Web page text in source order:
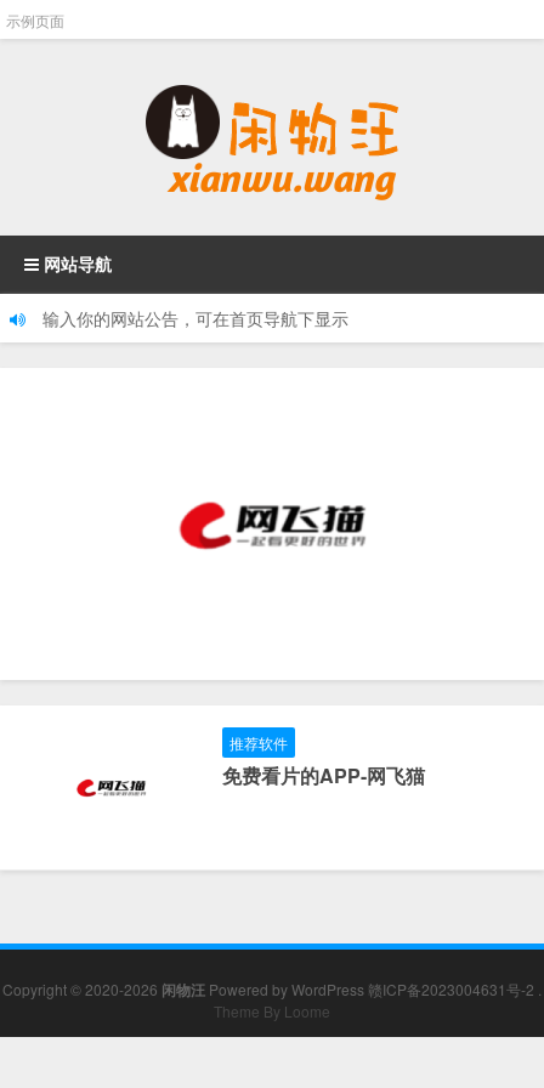
示例页面
网站导航
输入你的网站公告，可在首页导航下显示
推荐软件
免费看片的APP-网飞猫
Copyright © 2020-2026 闲物汪 Powered byWordPress 赣ICP备2023004631号-2 .
Theme By Loome